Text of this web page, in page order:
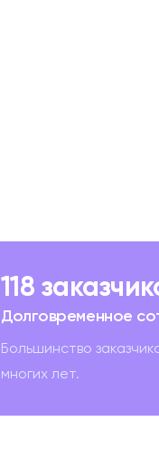
118
Долговременное
Большинство
многих лет.